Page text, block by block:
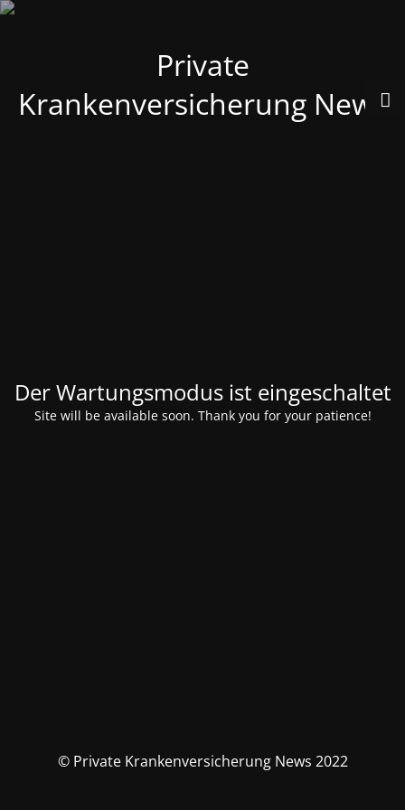
Private
Krankenversicherung News
Der Wartungsmodus ist eingeschaltet
Site will be available soon. Thank you for your patience!
© Private Krankenversicherung News 2022